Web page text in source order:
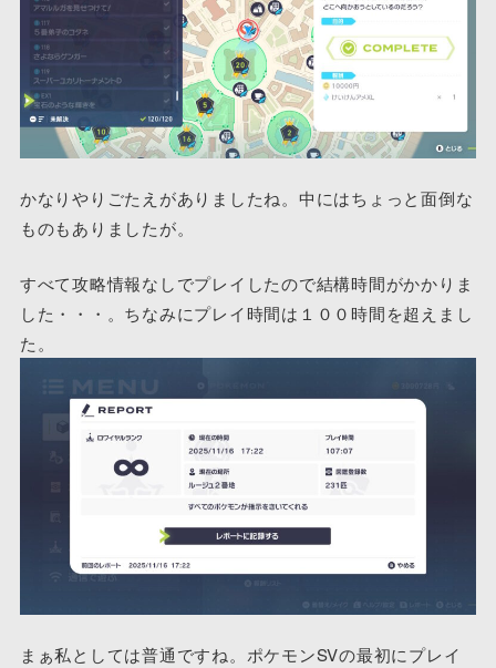
かなりやりごたえがありましたね。中にはちょっと面倒な
ものもありましたが。
すべて攻略情報なしでプレイしたので結構時間がかかりま
した・・・。ちなみにプレイ時間は１００時間を超えまし
た。
まぁ私としては普通ですね。ポケモンSVの最初にプレイ